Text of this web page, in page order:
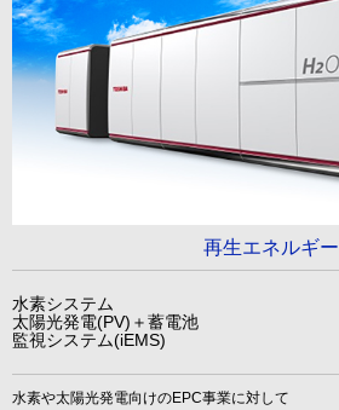
再生エネルギー
水素システム
太陽光発電(PV)＋蓄電池
監視システム(iEMS)
水素や太陽光発電向けのEPC事業に対して